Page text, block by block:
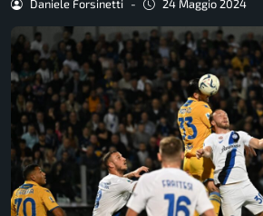
Daniele Forsinetti - 24 Maggio 2024